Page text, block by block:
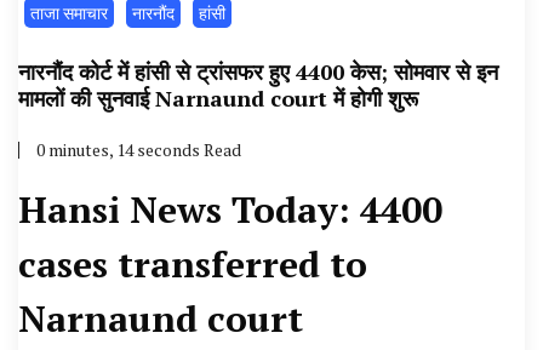
Taaja Khabar, Haryana Crime News Today,
Weather Update in Haryana, Weather Alert
in Haryana, Rain Alert in Haryana, Haryana
Police Action, Haryana Porotet Update,
News, Student Portest News, Kisan Protest
News, AHN News, Abtak Haryana News,
ताजा समाचार नारनौंद हांसी
नारनौंद कोर्ट में हांसी से ट्रांसफर हुए 4400 केस; सोमवार से इन
मामलों की सुनवाई Narnaund court में होगी शुरू
0 minutes, 14 seconds Read
Hansi News Today: 4400
cases transferred to
Narnaund court